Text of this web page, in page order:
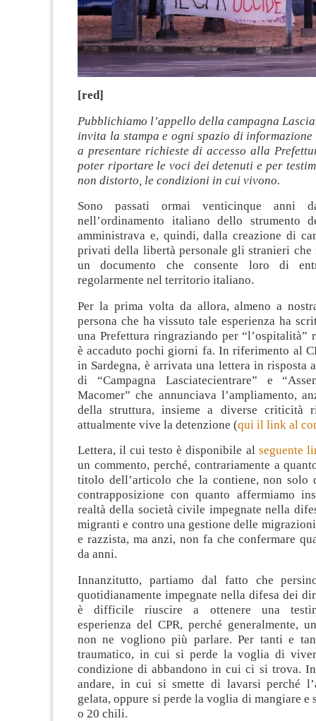
[red]
Pubblichiamo l’appello della campagna
invita la stampa e ogni spazio di informazione
a presentare richieste di accesso alla
poter riportare le voci dei detenuti e per
non distorto, le condizioni in cui vivono.
Sono passati ormai venticinque anni
nell’ordinamento italiano dello strumento
amministrava e, quindi, dalla creazione di
privati della libertà personale gli stranieri che
un documento che consente loro di
regolarmente nel territorio italiano.
Per la prima volta da allora, almeno a
persona che ha vissuto tale esperienza ha
una Prefettura ringraziando per “l’ospitalità”
è accaduto pochi giorni fa. In riferimento al
in Sardegna, è arrivata una lettera in risposta
di “Campagna Lasciatecientrare” e
Macomer” che annunciava l’ampliamento,
della struttura, insieme a diverse criticità
attualmente vive la detenzione (qui il link al
Lettera, il cui testo è disponibile al seguente
un commento, perché, contrariamente a
titolo dell’articolo che la contiene, non solo
contrapposizione con quanto affermiamo
realtà della società civile impegnate nella
migranti e contro una gestione delle
e razzista, ma anzi, non fa che confermare
da anni.
Innanzitutto, partiamo dal fatto che
quotidianamente impegnate nella difesa dei
è difficile riuscire a ottenere una
esperienza del CPR, perché generalmente,
non ne vogliono più parlare. Per tanti e
traumatico, in cui si perde la voglia di
condizione di abbandono in cui ci si trova.
andare, in cui si smette di lavarsi perché
gelata, oppure si perde la voglia di mangiare e
o 20 chili.